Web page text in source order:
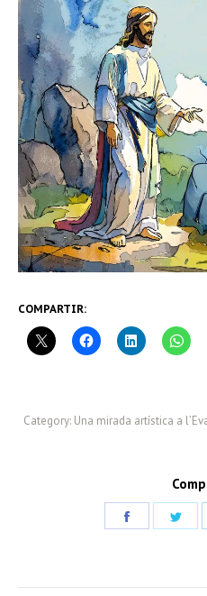
COMPARTIR:
Category: Una mirada artística a